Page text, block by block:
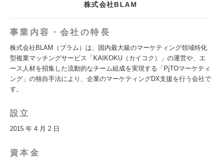
株式会社BLAM
事業内容・会社の特長
株式会社BLAM（ブラム）は、国内最大級のマーケティング領域特化
型複業マッチングサービス「KAIKOKU（カイコク）」の運営や、エ
ース人材を招集した流動的なチーム組成を実現する「PjTOマーケティ
ング」の独自手法により、企業のマーケティングDX支援を行う会社で
す。
設立
2015 年 4 月 2 日
資本金